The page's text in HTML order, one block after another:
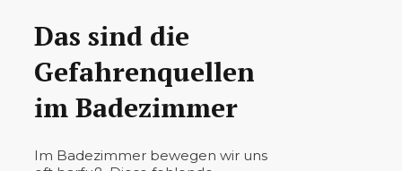
Das sind die
Gefahrenquellen
im Badezimmer
Im Badezimmer bewegen wir uns